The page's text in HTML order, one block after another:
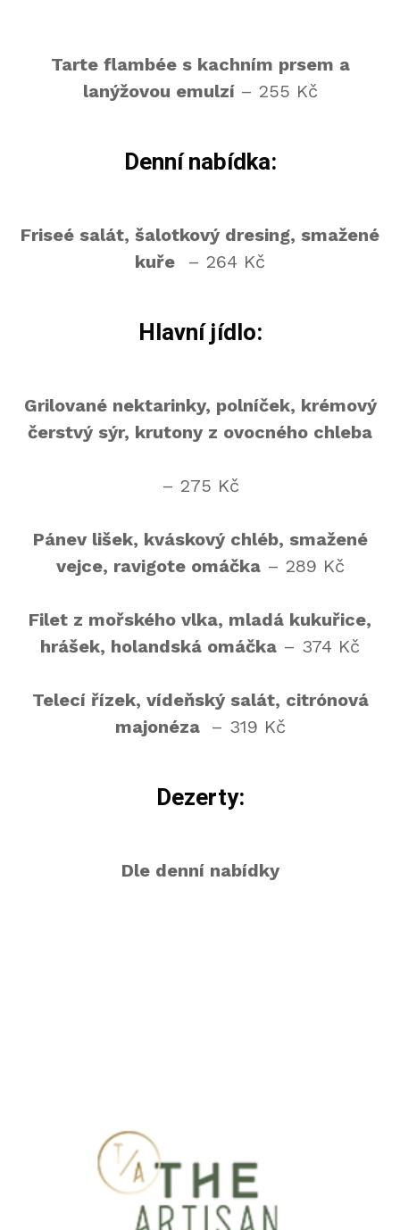
Tarte flambée s kachním prsem a
lanýžovou emulzí – 255 Kč
Denní nabídka:
Friseé salát, šalotkový dresing, smažené
kuře – 264 Kč
Hlavní jídlo:
Grilované nektarinky, polníček, krémový
čerstvý sýr, krutony z ovocného chleba
– 275 Kč
Pánev lišek, kváskový chléb, smažené
vejce, ravigote omáčka– 289 Kč
Filet z mořského vlka, mladá kukuřice,
hrášek, holandská omáčka – 374 Kč
Telecí řízek, vídeňský salát, citrónová
majonéza – 319 Kč
Dezerty:
Dle denní nabídky